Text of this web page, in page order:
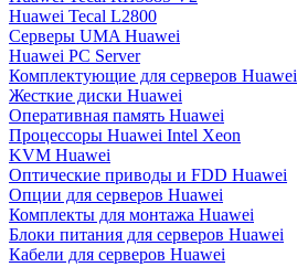
Huawei Tecal L2800
Серверы UMA Huawei
Huawei PC Server
Комплектующие для серверов Huawei
Жесткие диски Huawei
Оперативная память Huawei
Процессоры Huawei Intel Xeon
KVM Huawei
Оптические приводы и FDD Huawei
Опции для серверов Huawei
Комплекты для монтажа Huawei
Блоки питания для серверов Huawei
Кабели для серверов Huawei